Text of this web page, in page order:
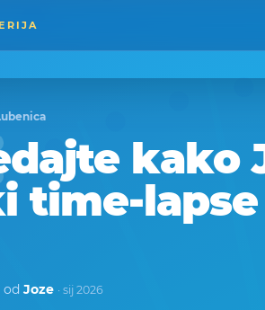
kako
time-lapse
od Joze · sij 2026